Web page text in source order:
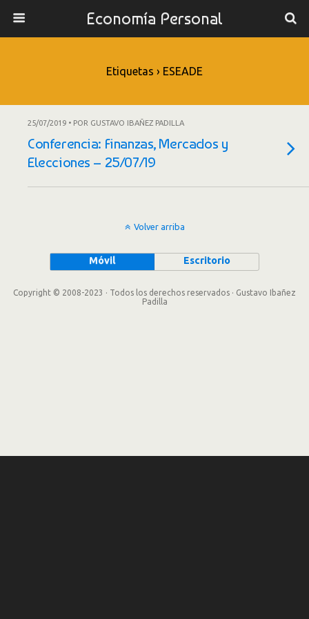
Economía Personal
Etiquetas › ESEADE
25/07/2019 • POR GUSTAVO IBAÑEZ PADILLA
Conferencia: Finanzas, Mercados y
Elecciones – 25/07/19
Volver arriba
Móvil Escritorio
Copyright © 2008-2023 · Todos los derechos reservados · Gustavo Ibañez
Padilla